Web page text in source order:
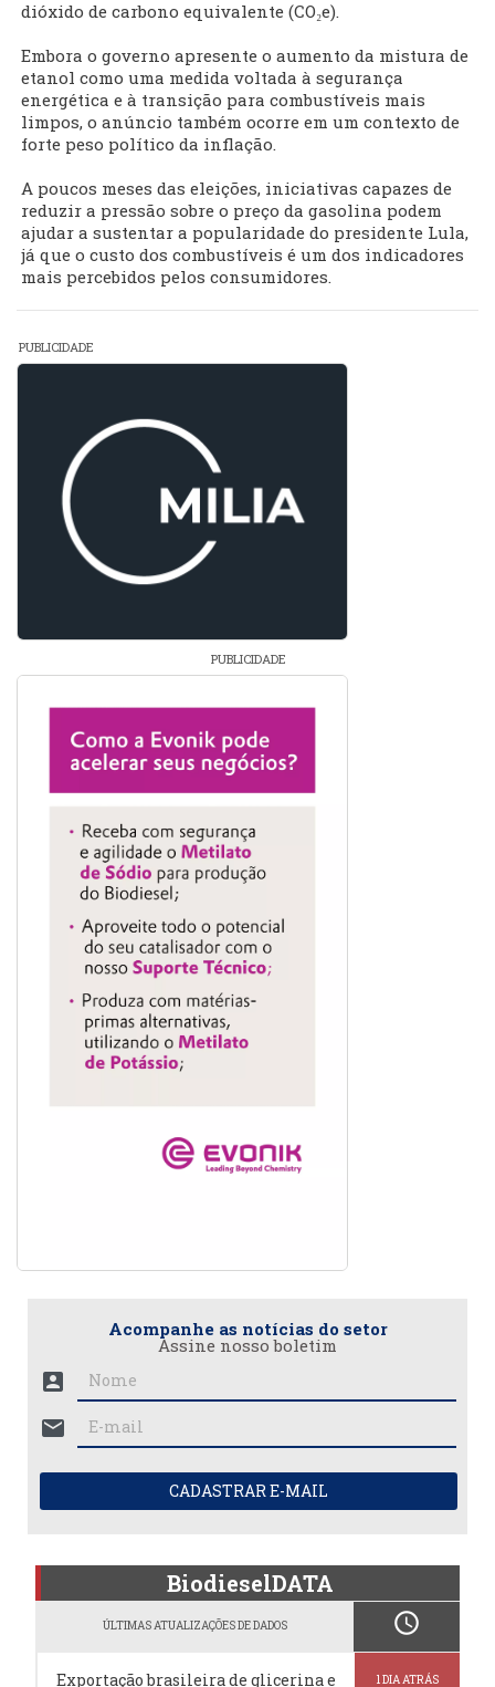
dióxido de carbono equivalente (CO₂e).
Embora o governo apresente o aumento da mistura de
etanol como uma medida voltada à segurança
energética e à transição para combustíveis mais
limpos, o anúncio também ocorre em um contexto de
forte peso político da inflação.
A poucos meses das eleições, iniciativas capazes de
reduzir a pressão sobre o preço da gasolina podem
ajudar a sustentar a popularidade do presidente Lula,
já que o custo dos combustíveis é um dos indicadores
mais percebidos pelos consumidores.
PUBLICIDADE
PUBLICIDADE
Acompanhe as notícias do setor
Assine nosso boletim
account_box
mail
CADASTRAR E-MAIL
BiodieselDATA
ÚLTIMAS ATUALIZAÇÕES DE DADOS schedule
Exportação brasileira de glicerina e
1 DIA ATRÁS